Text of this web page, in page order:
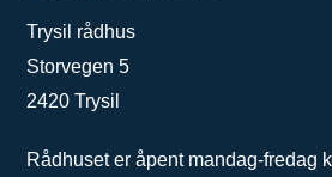
Trysil rådhus
Storvegen 5
2420 Trysil
Rådhuset er åpent mandag-fredag